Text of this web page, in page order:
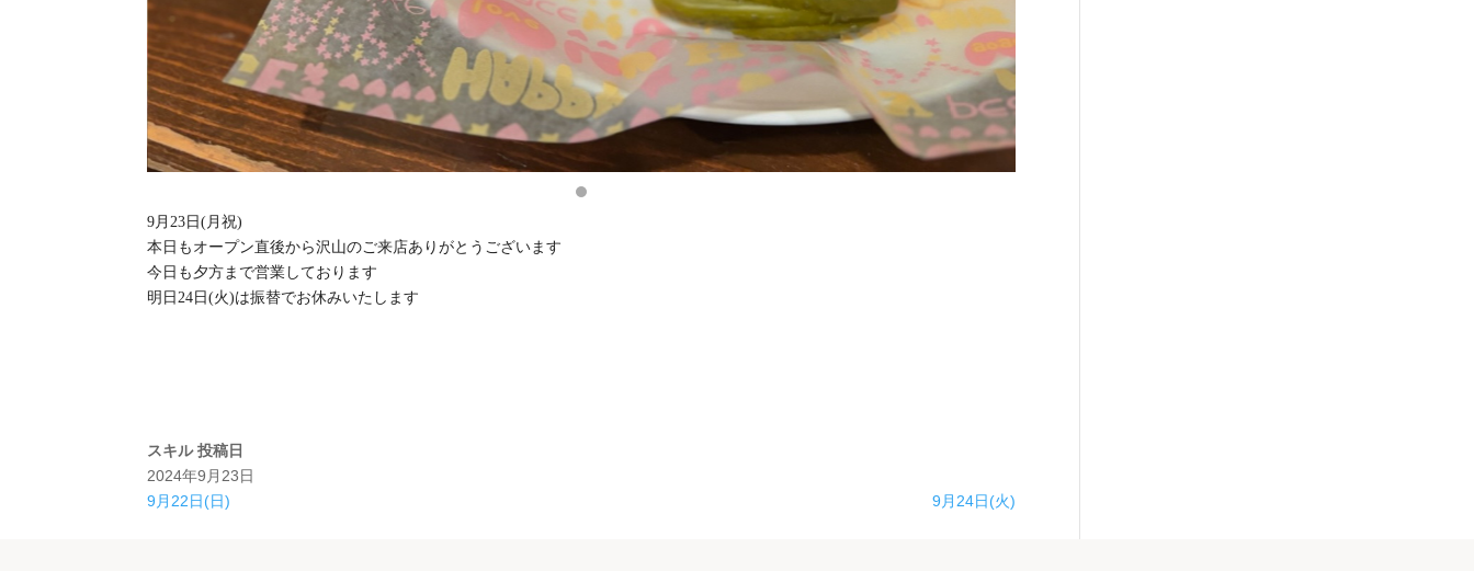
9月23日(月祝)
本日もオープン直後から沢山のご来店ありがとうございます
今日も夕方まで営業しております
明日24日(火)は振替でお休みいたします
スキル 投稿日
2024年9月23日
9月22日(日)
9月24日(火)